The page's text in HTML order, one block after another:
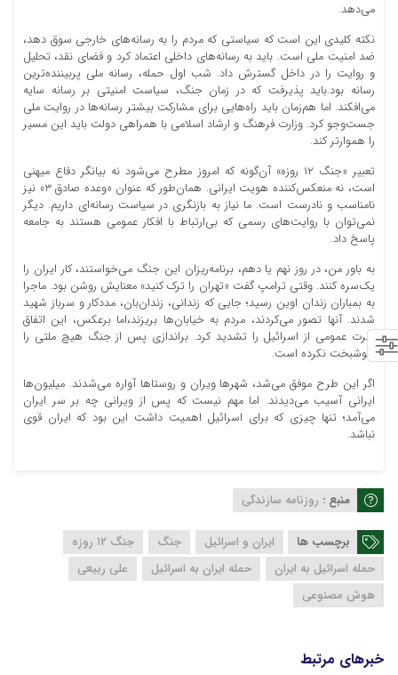
می‌دهد.
نکته کلیدی این است که سیاستی که مردم را به رسانه‌های خارجی سوق دهد،
ضد امنیت ملی است. باید به رسانه‌های داخلی اعتماد کرد و فضای نقد، تحلیل
و روایت را در داخل گسترش داد. شب اول حمله، رسانه ملی پربیننده‌ترین
رسانه بود.باید پذیرفت که در زمان جنگ، سیاست امنیتی بر رسانه سایه
می‌افکند. اما هم‌زمان باید راه‌هایی برای مشارکت بیشتر رسانه‌ها در روایت ملی
جست‌وجو کرد. وزارت فرهنگ و ارشاد اسلامی با همراهی دولت باید این مسیر
را هموارتر کند.
تعبیر «جنگ ۱۲ روزه» آن‌گونه که امروز مطرح می‌شود نه بیانگر دفاع میهنی
است، نه منعکس‌کننده هویت ایرانی. همان‌طور که عنوان «وعده صادق ۳» نیز
نامناسب و نادرست است. ما نیاز به بازنگری در سیاست رسانه‌ای داریم. دیگر
نمی‌توان با روایت‌های رسمی که بی‌ارتباط با افکار عمومی هستند به جامعه
پاسخ داد.
به باور من، در روز نهم یا دهم، برنامه‌ریزان این جنگ می‌خواستند، کار ایران را
یک‌سره کنند. وقتی ترامپ گفت «تهران را ترک کنید» معنایش روشن بود. ماجرا
به بمباران زندان اوین رسید؛ جایی که زندانی، زندان‌بان، مددکار و سرباز شهید
شدند. آنها تصور می‌کردند، مردم به خیابان‌ها بریزند،اما برعکس، این اتفاق
نفرت عمومی از اسرائیل را تشدید کرد. براندازی پس از جنگ هیچ ملتی را
خوشبخت نکرده است.
اگر این طرح موفق می‌شد، شهرها ویران و روستاها آواره می‌شدند. میلیون‌ها
ایرانی آسیب می‌دیدند. اما مهم نیست که پس از ویرانی چه بر سر ایران
می‌آمد؛ تنها چیزی که برای اسرائیل اهمیت داشت این بود که ایران قوی
نباشد.
منبع : روزنامه سازندگی
برچسب ها ایران و اسرائیل جنگ
جنگ ۱۲ روزه
حمله اسرائیل به ایران
حمله ایران به اسرائیل
علی ربیعی
هوش مصنوعی
خبرهای مرتبط